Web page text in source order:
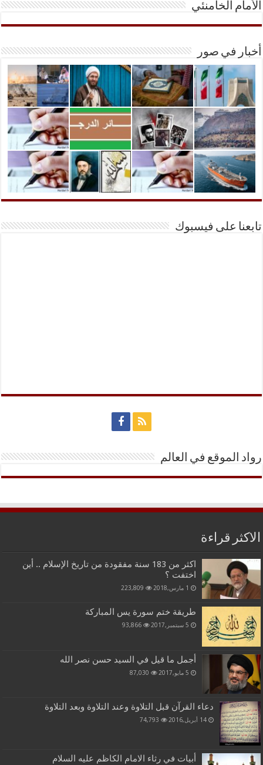
الأمام الخامنئي
أخبار في صور
تابعنا على فيسبوك
رواد الموقع في العالم
الاكثر قراءة
اكثر من 183 سنة مفقودة من تاريخ الإسلام .. أين
اختفت ؟
1 مارس,2018 223,809
طريقة ختم سورة يس المباركة
5 سبتمبر,2017 93,866
أجمل ما قيل في السيد حسن نصر الله
5 مايو,2017 87,030
دعاء القرآن قبل التلاوة وعند التلاوة وبعد التلاوة
14 أبريل,2016 74,793
أبيات في رثاء الامام الكاظم عليه السلام